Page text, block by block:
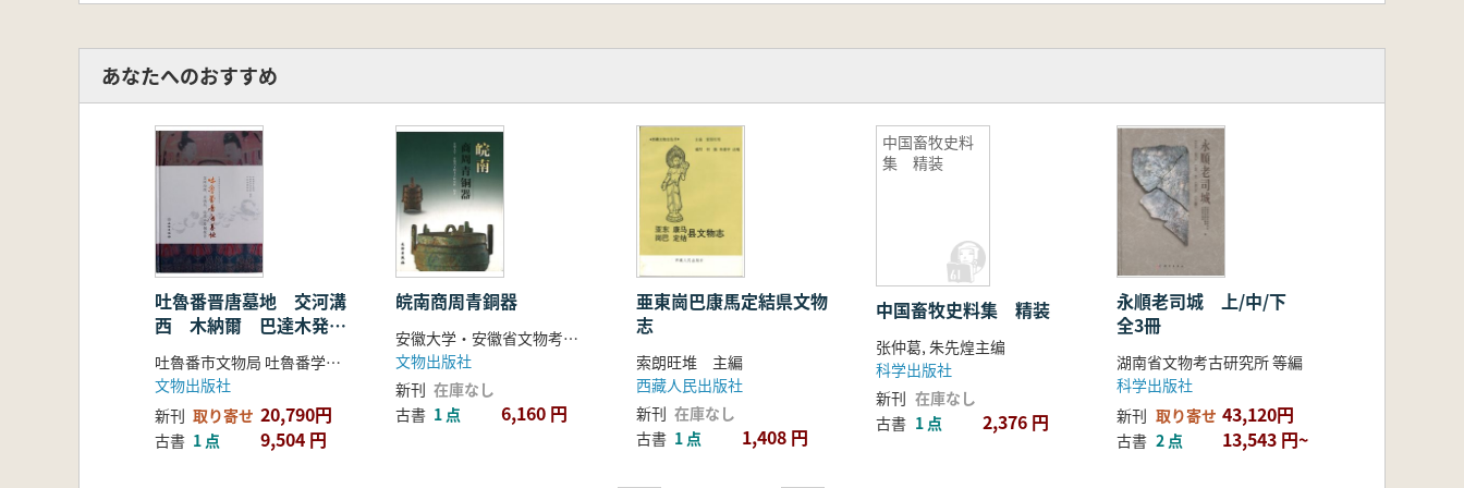
あなたへのおすすめ
吐魯番晋唐墓地 交河溝
西 木納爾 巴達木発掘
報告
吐魯番市文物局 吐魯番学研究院 吐魯番博物館
文物出版社
新刊 取り寄せ 20,790円
古書 1 点 9,504 円
皖南商周青銅器
安徽大学・安徽省文物考古研究所編著
文物出版社
新刊 在庫なし
古書 1 点 6,160 円
亜東崗巴康馬定結県文物
志
索朗旺堆 主編
西藏人民出版社
新刊 在庫なし
古書 1 点 1,408 円
中国畜牧史料
集 精装
中国畜牧史料集 精装
张仲葛, 朱先煌主编
科学出版社
新刊 在庫なし
古書 1 点 2,376 円
永順老司城 上/中/下
全3冊
湖南省文物考古研究所 等編
科学出版社
新刊 取り寄せ 43,120円
古書 2 点 13,543 円~